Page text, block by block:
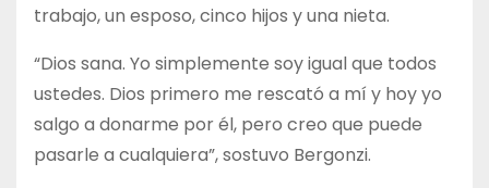
trabajo, un esposo, cinco hijos y una nieta.
“Dios sana. Yo simplemente soy igual que todos
ustedes. Dios primero me rescató a mí y hoy yo
salgo a donarme por él, pero creo que puede
pasarle a cualquiera”, sostuvo Bergonzi.